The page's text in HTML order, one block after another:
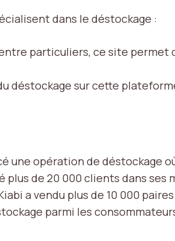
dans le déstockage :
particuliers, ce site permet
déstockage sur cette
une opération de déstockage
de 20 000 clients dans ses
a vendu plus de 10 000
parmi les